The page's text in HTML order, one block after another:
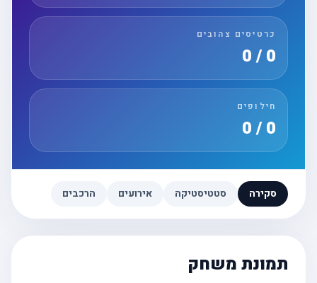
כרטיסים צהובים
חילופים
סקירה סטטיסטיקה אירועים הרכבים
תמונת משחק